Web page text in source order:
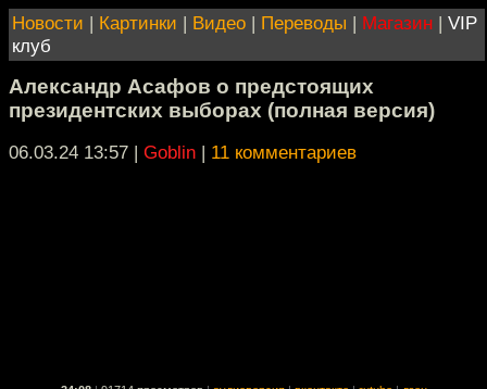
Новости | Картинки | Видео | Переводы | Магазин | VIP
клуб
Александр Асафов о предстоящих
президентских выборах (полная версия)
06.03.24 13:57 | Goblin | 11 комментариев